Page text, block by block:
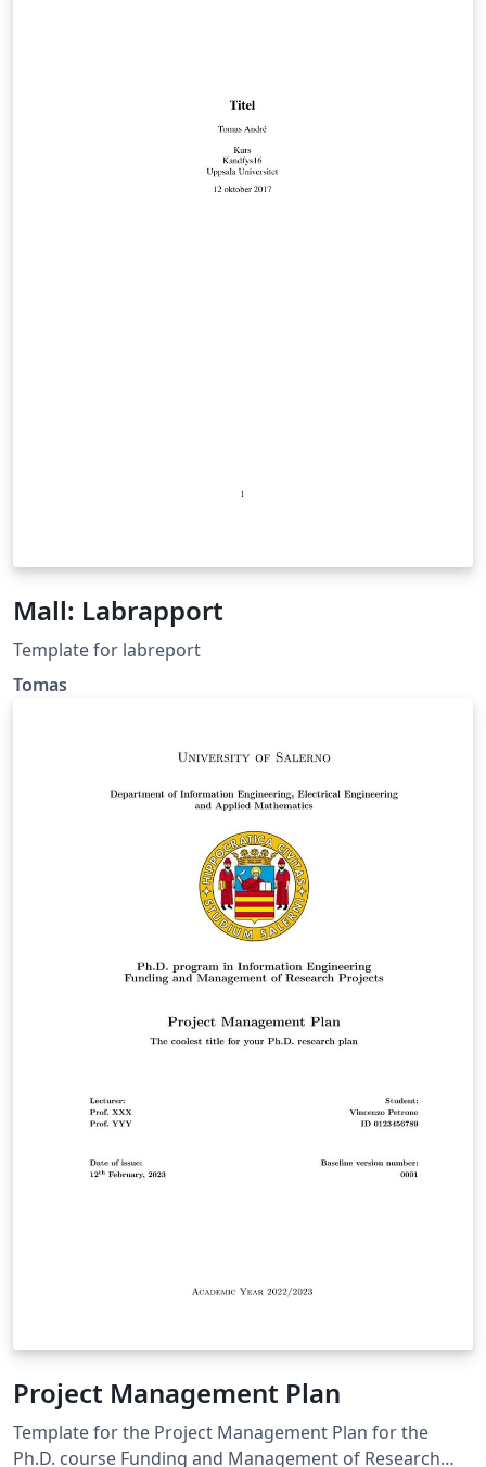
Mall: Labrapport
Template for labreport
Tomas
Project Management Plan
Template for the Project Management Plan for the
Ph.D. course Funding and Management of Research